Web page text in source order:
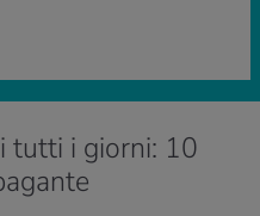
tutti i giorni: 10